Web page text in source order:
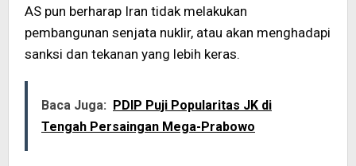
AS pun berharap Iran tidak melakukan
pembangunan senjata nuklir, atau akan menghadapi
sanksi dan tekanan yang lebih keras.
Baca Juga: PDIP Puji Popularitas JK di
Tengah Persaingan Mega-Prabowo